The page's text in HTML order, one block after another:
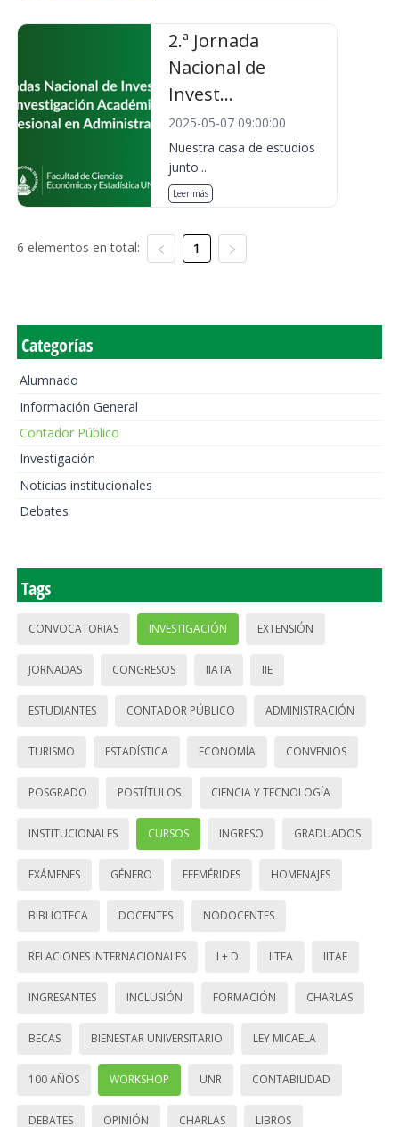
2.ª Jornada
Nacional de
Invest...
2025-05-07 09:00:00
Nuestra casa de estudios
junto...
Leer más
6 elementos en total: 1
Categorías
Alumnado
Información General
Contador Público
Investigación
Noticias institucionales
Debates
Tags
CONVOCATORIAS INVESTIGACIÓN EXTENSIÓN
JORNADAS CONGRESOS IIATA IIE
ESTUDIANTES CONTADOR PÚBLICO ADMINISTRACIÓN
TURISMO ESTADÍSTICA ECONOMÍA CONVENIOS
POSGRADO POSTÍTULOS CIENCIA Y TECNOLOGÍA
INSTITUCIONALES CURSOS INGRESO GRADUADOS
EXÁMENES GÉNERO EFEMÉRIDES HOMENAJES
BIBLIOTECA DOCENTES NODOCENTES
RELACIONES INTERNACIONALES I + D IITEA IITAE
INGRESANTES INCLUSIÓN FORMACIÓN CHARLAS
BECAS BIENESTAR UNIVERSITARIO LEY MICAELA
100 AÑOS WORKSHOP UNR CONTABILIDAD
DEBATES OPINIÓN CHARLAS LIBROS